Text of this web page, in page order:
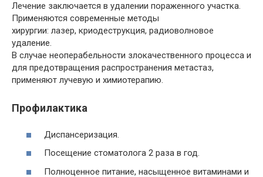
Лечение заключается в удалении пораженного участка.
Применяются современные методы
хирургии: лазер, криодеструкция, радиоволновое
удаление.
В случае неоперабельности злокачественного процесса и
для предотвращения распространения метастаз,
применяют лучевую и химиотерапию.
Профилактика
Диспансеризация.
Посещение стоматолога 2 раза в год.
Полноценное питание, насыщенное витаминами и